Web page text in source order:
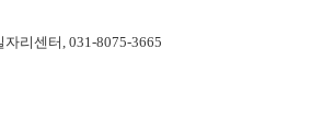
리센터, 031-8075-3665